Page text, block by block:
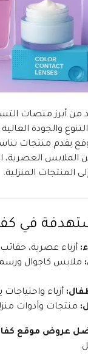
من أبرز منصات
والجودة العالية
يقدم منتجات
الملابس العصرية،
المنتجات المنزلية.
في
أزياء عصرية،
ملابس كاجوال
أزياء
منتجات وأدوات
عروض موقع